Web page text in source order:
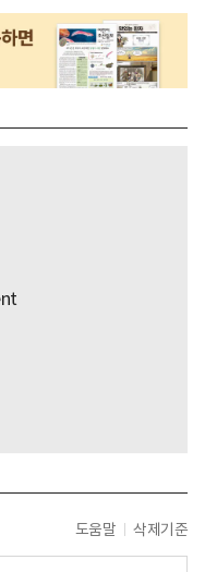
도움말 삭제기준